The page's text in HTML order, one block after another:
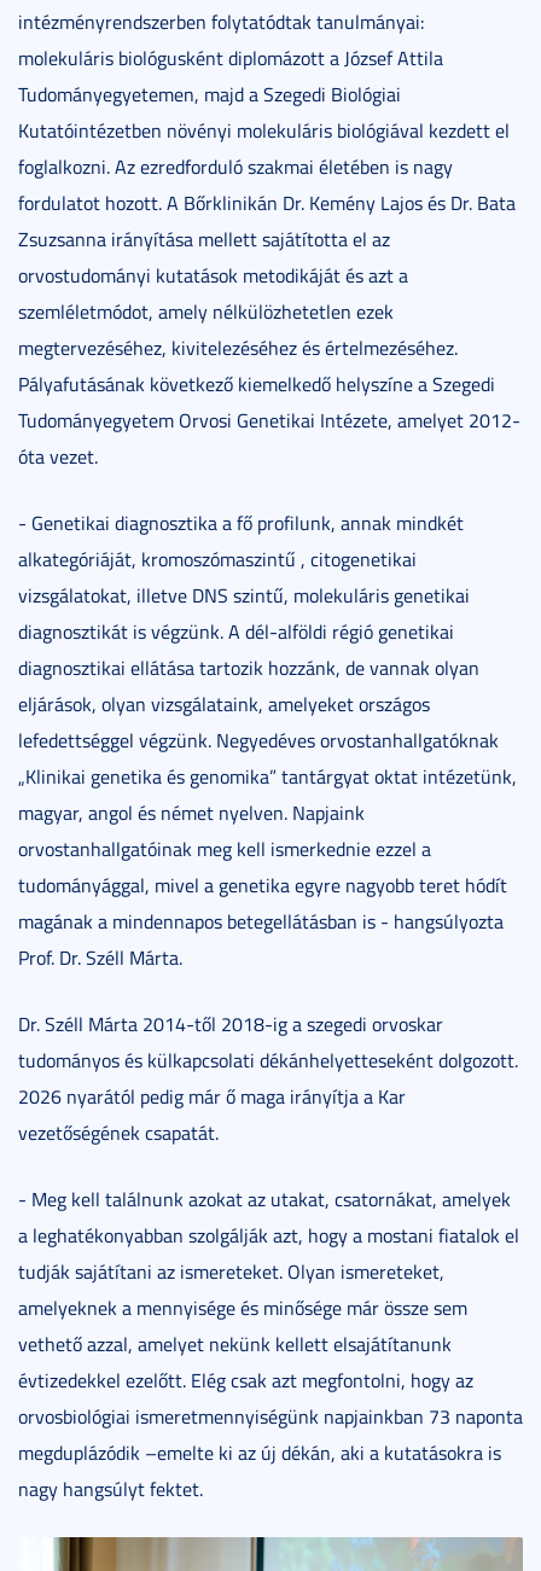
intézményrendszerben folytatódtak tanulmányai:
molekuláris biológusként diplomázott a József Attila
Tudományegyetemen, majd a Szegedi Biológiai
Kutatóintézetben növényi molekuláris biológiával kezdett el
foglalkozni. Az ezredforduló szakmai életében is nagy
fordulatot hozott. A Bőrklinikán Dr. Kemény Lajos és Dr. Bata
Zsuzsanna irányítása mellett sajátította el az
orvostudományi kutatások metodikáját és azt a
szemléletmódot, amely nélkülözhetetlen ezek
megtervezéséhez, kivitelezéséhez és értelmezéséhez.
Pályafutásának következő kiemelkedő helyszíne a Szegedi
Tudományegyetem Orvosi Genetikai Intézete, amelyet 2012-
óta vezet.
- Genetikai diagnosztika a fő profilunk, annak mindkét
alkategóriáját, kromoszómaszintű , citogenetikai
vizsgálatokat, illetve DNS szintű, molekuláris genetikai
diagnosztikát is végzünk. A dél-alföldi régió genetikai
diagnosztikai ellátása tartozik hozzánk, de vannak olyan
eljárások, olyan vizsgálataink, amelyeket országos
lefedettséggel végzünk. Negyedéves orvostanhallgatóknak
„Klinikai genetika és genomika” tantárgyat oktat intézetünk,
magyar, angol és német nyelven. Napjaink
orvostanhallgatóinak meg kell ismerkednie ezzel a
tudományággal, mivel a genetika egyre nagyobb teret hódít
magának a mindennapos betegellátásban is - hangsúlyozta
Prof. Dr. Széll Márta.
Dr. Széll Márta 2014-től 2018-ig a szegedi orvoskar
tudományos és külkapcsolati dékánhelyetteseként dolgozott.
2026 nyarától pedig már ő maga irányítja a Kar
vezetőségének csapatát.
- Meg kell találnunk azokat az utakat, csatornákat, amelyek
a leghatékonyabban szolgálják azt, hogy a mostani fiatalok el
tudják sajátítani az ismereteket. Olyan ismereteket,
amelyeknek a mennyisége és minősége már össze sem
vethető azzal, amelyet nekünk kellett elsajátítanunk
évtizedekkel ezelőtt. Elég csak azt megfontolni, hogy az
orvosbiológiai ismeretmennyiségünk napjainkban 73 naponta
megduplázódik –emelte ki az új dékán, aki a kutatásokra is
nagy hangsúlyt fektet.